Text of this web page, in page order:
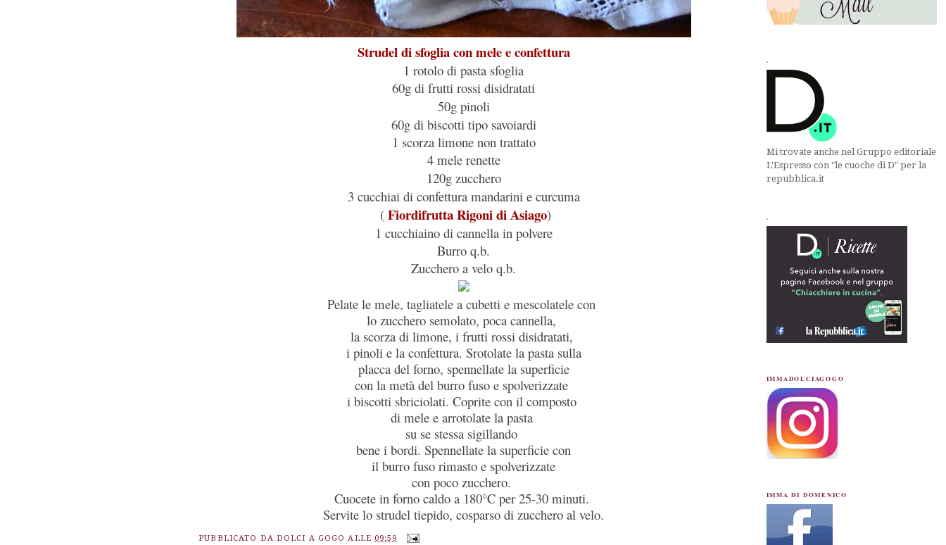
Strudel di sfoglia con mele e confettura
1 rotolo di pasta sfoglia
60g di frutti rossi disidratati
50g pinoli
60g di biscotti tipo savoiardi
1 scorza limone non trattato
4 mele renette
120g zucchero
3 cucchiai di confettura mandarini e curcuma
(Fiordifrutta Rigoni di Asiago)
1 cucchiaino di cannella in polvere
Burro q.b.
Zucchero a velo q.b.
Pelate le mele, tagliatele a cubetti e mescolatele con
lo zucchero semolato, poca cannella,
la scorza di limone, i frutti rossi disidratati,
i pinoli e la confettura. Srotolate la pasta sulla
placca del forno, spennellate la superficie
con la metà del burro fuso e spolverizzate
i biscotti sbriciolati. Coprite con il composto
di mele e arrotolate la pasta
su se stessa sigillando
bene i bordi. Spennellate la superficie con
il burro fuso rimasto e spolverizzate
con poco zucchero.
Cuocete in forno caldo a 180°C per 25-30 minuti.
Servite lo strudel tiepido, cosparso di zucchero al velo.
PUBBLICATO DA DOLCI A GOGO ALLE 09:59
.
Mi trovate anche nel Gruppo editoriale
L'Espresso con "le cuoche di D" per la
repubblica.it
.
IMMADOLCIAGOGO
IMMA DI DOMENICO